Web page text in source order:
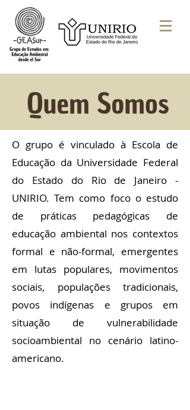
O grupo é vinculado à Escola de
Educação da Universidade Federal
do Estado do Rio de Janeiro -
UNIRIO. Tem como foco o estudo
de práticas pedagógicas de
educação ambiental nos contextos
formal e não-formal, emergentes
em lutas populares, movimentos
sociais, populações tradicionais,
povos indígenas e grupos em
situação de vulnerabilidade
socioambiental no cenário latino-
americano.